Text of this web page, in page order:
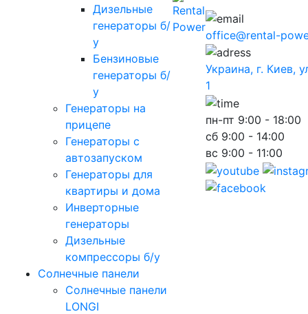
Дизельные
генераторы б/
у
Бензиновые
генераторы б/
у
Генераторы на
прицепе
Генераторы с
автозапуском
Генераторы для
квартиры и дома
Инверторные
генераторы
Дизельные
компрессоры б/у
Солнечные панели
Солнечные панели
LONGI
office@rental-
Украина, г. Киев,
1
пн-пт 9:00 - 18:00
сб 9:00 - 14:00
вс 9:00 - 11:00